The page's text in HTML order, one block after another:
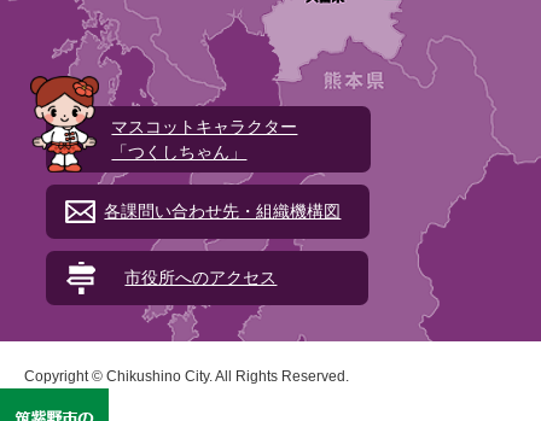
マスコットキャラクター
「つくしちゃん」
各課問い合わせ先・組織機構図
市役所へのアクセス
Copyright © Chikushino City. All Rights Reserved.